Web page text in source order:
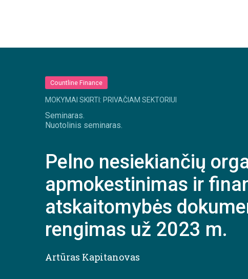
Countline Finance
MOKYMAI SKIRTI: PRIVAČIAM SEKTORIUI
Seminaras.
Nuotolinis seminaras.
Pelno nesiekiančių
apmokestinimas ir
atskaitomybės
rengimas už 2023 m.
Artūras Kapitanovas